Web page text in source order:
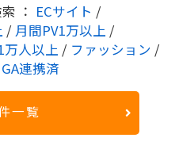
： ECサイト /
/ 月間PV1万以上 /
万人以上 / ファッション /
GA連携済
一覧